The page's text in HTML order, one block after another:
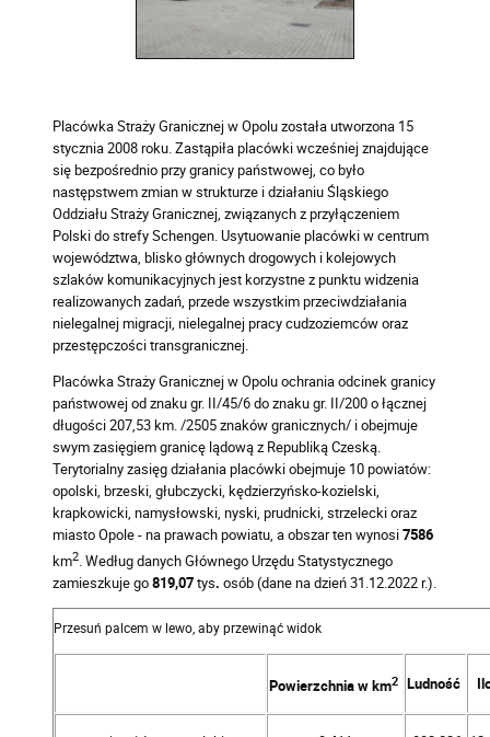
Placówka Straży Granicznej w Opolu została utworzona 15
stycznia 2008 roku. Zastąpiła placówki wcześniej znajdujące
się bezpośrednio przy granicy państwowej, co było
następstwem zmian w strukturze i działaniu Śląskiego
Oddziału Straży Granicznej, związanych z przyłączeniem
Polski do strefy Schengen. Usytuowanie placówki w centrum
województwa, blisko głównych drogowych i kolejowych
szlaków komunikacyjnych jest korzystne z punktu widzenia
realizowanych zadań, przede wszystkim przeciwdziałania
nielegalnej migracji, nielegalnej pracy cudzoziemców oraz
przestępczości transgranicznej.
Placówka Straży Granicznej w Opolu ochrania odcinek granicy
państwowej od znaku gr. II/45/6 do znaku gr. II/200 o łącznej
długości 207,53 km. /2505 znaków granicznych/ i obejmuje
swym zasięgiem granicę lądową z Republiką Czeską.
Terytorialny zasięg działania placówki obejmuje 10 powiatów:
opolski, brzeski, głubczycki, kędzierzyńsko-kozielski,
krapkowicki, namysłowski, nyski, prudnicki, strzelecki oraz
miasto Opole - na prawach powiatu, a obszar ten wynosi7586
km2. Według danych Głównego Urzędu Statystycznego
zamieszkuje go819,07tys. osób (dane na dzień 31.12.2022 r.).
Powierzchnia w km2 Ludność